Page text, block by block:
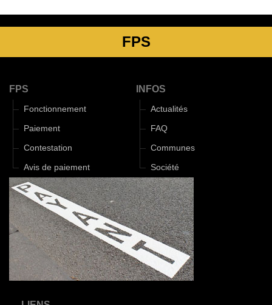
FPS
FPS
Fonctionnement
Paiement
Contestation
Avis de paiement
INFOS
Actualités
FAQ
Communes
Société